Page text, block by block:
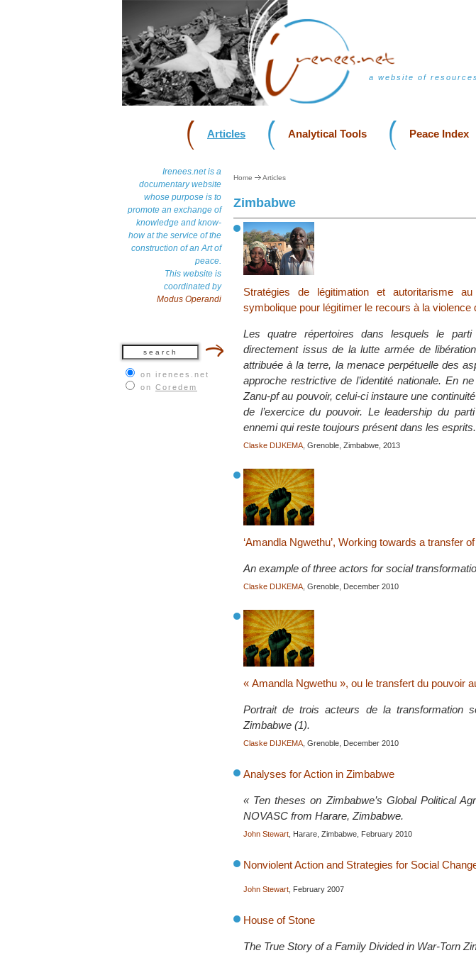
a website of
Articles Analytical Tools Peace Index
Irenees.net is a
documentary website
whose purpose is to
promote an exchange of
knowledge and know-
how at the service of the
construction of an Art of
peace.
This website is
coordinated by
Modus Operandi
on irenees.net
on Coredem
Home Articles
Zimbabwe
Stratégies de légitimation et autoritarisme
symbolique pour légitimer le recours à la violence
Les quatre répertoires dans lesquels le
directement issus de la lutte armée de
attribuée à la terre, la menace perpétuelle des
approche restrictive de l’identité nationale. En
Zanu-pf au pouvoir, celui-ci instaure une
de l’exercice du pouvoir. Le leadership du
ennemi qui reste toujours présent dans les esprits.
Claske DIJKEMA , Grenoble, Zimbabwe, 2013
‘Amandla Ngwethu’, Working towards a transfer of
An example of three actors for social
Claske DIJKEMA , Grenoble, December 2010
« Amandla Ngwethu », ou le transfert du pouvoir
Portrait de trois acteurs de la transformation
Zimbabwe (1).
Claske DIJKEMA , Grenoble, December 2010
Analyses for Action in Zimbabwe
« Ten theses on Zimbabwe’s Global Political
NOVASC from Harare, Zimbabwe.
John Stewart , Harare, Zimbabwe, February 2010
Nonviolent Action and Strategies for Social
John Stewart , February 2007
House of Stone
The True Story of a Family Divided in War-Torn